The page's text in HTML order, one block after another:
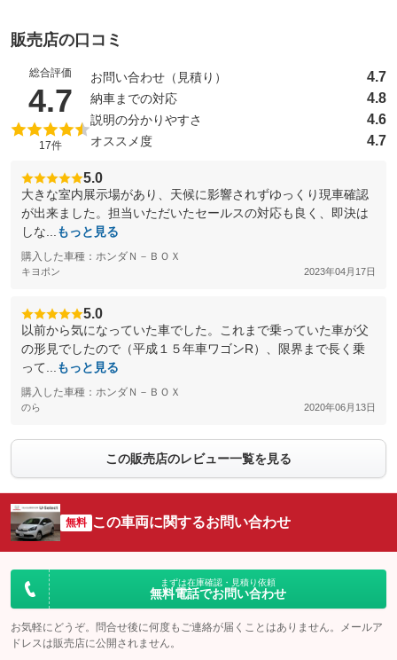
販売店の口コミ
総合評価
4.7 （5点満点中）
17件
お問い合わせ（見積り） 4.7
納車までの対応 4.8
説明の分かりやすさ 4.6
オススメ度 4.7
5.0
大きな室内展示場があり、天候に影響されずゆっくり現車確認
が出来ました。担当いただいたセールスの対応も良く、即決は
しな...
もっと見る
購入した車種：ホンダＮ－ＢＯＸ
キヨポン 2023年04月17日
5.0
以前から気になっていた車でした。これまで乗っていた車が父
の形見でしたので（平成１５年車ワゴンR）、限界まで長く乗
って...
もっと見る
購入した車種：ホンダＮ－ＢＯＸ
のら 2020年06月13日
この販売店のレビュー一覧を見る
無料 この車両に関するお問い合わせ
まずは在庫確認・見積り依頼
無料電話でお問い合わせ
お気軽にどうぞ。問合せ後に何度もご連絡が届くことはありません。メールア
ドレスは販売店に公開されません。